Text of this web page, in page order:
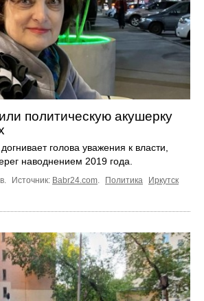
политическую акушерку
голова уважения к власти,
наводнением 2019 года.
Источник: Babr24.com. Политика
Иркутск